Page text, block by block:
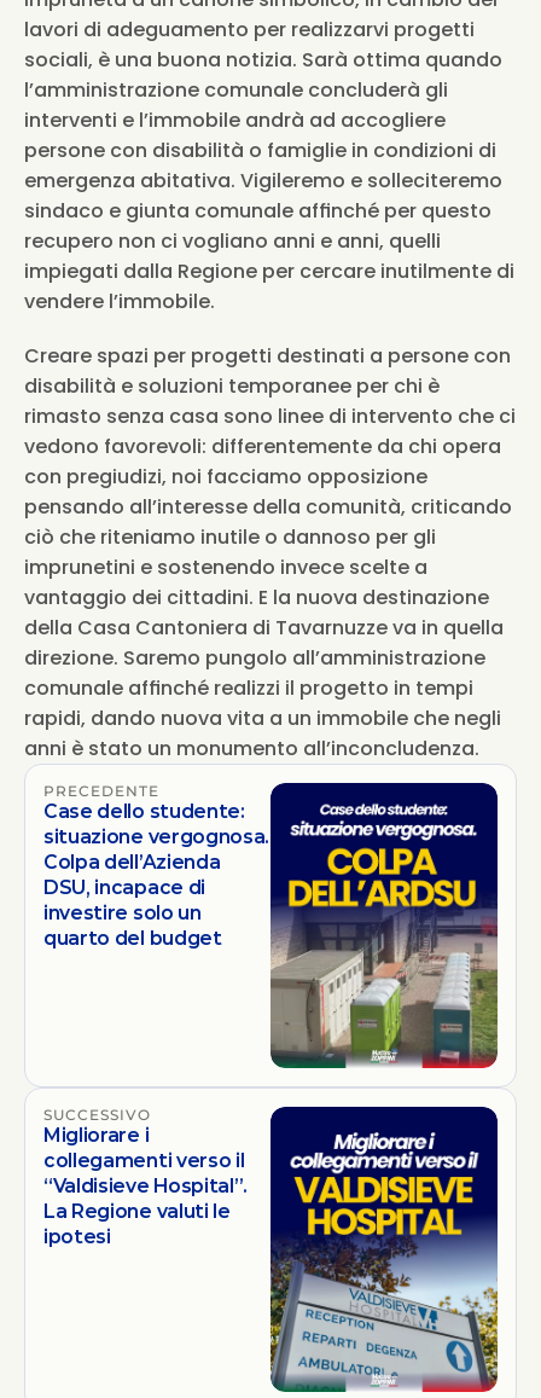
lavori di adeguamento per realizzarvi progetti
sociali, è una buona notizia. Sarà ottima quando
l’amministrazione comunale concluderà gli
interventi e l’immobile andrà ad accogliere
persone con disabilità o famiglie in condizioni di
emergenza abitativa. Vigileremo e solleciteremo
sindaco e giunta comunale affinché per questo
recupero non ci vogliano anni e anni, quelli
impiegati dalla Regione per cercare inutilmente di
vendere l’immobile.
Creare spazi per progetti destinati a persone con
disabilità e soluzioni temporanee per chi è
rimasto senza casa sono linee di intervento che ci
vedono favorevoli: differentemente da chi opera
con pregiudizi, noi facciamo opposizione
pensando all’interesse della comunità, criticando
ciò che riteniamo inutile o dannoso per gli
imprunetini e sostenendo invece scelte a
vantaggio dei cittadini. E la nuova destinazione
della Casa Cantoniera di Tavarnuzze va in quella
direzione. Saremo pungolo all’amministrazione
comunale affinché realizzi il progetto in tempi
rapidi, dando nuova vita a un immobile che negli
anni è stato un monumento all’inconcludenza.
PRECEDENTE
Case dello studente:
situazione vergognosa.
Colpa dell’Azienda
DSU, incapace di
investire solo un
quarto del budget
SUCCESSIVO
Migliorare i
collegamenti verso il
“Valdisieve Hospital”.
La Regione valuti le
ipotesi